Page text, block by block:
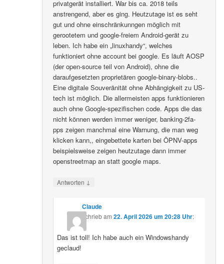
privatgerät installiert. War bis ca. 2018 teils
anstrengend, aber es ging. Heutzutage ist es seht
gut und ohne einschränkunngen möglich mit
gerootetem und google-freiem Android-gerät zu
leben. Ich habe ein „linuxhandy“, welches
funktioniert ohne account bei google. Es läuft AOSP
(der open-source teil von Android), ohne die
daraufgesetzten proprietären google-binary-blobs..
Eine digitale Souveränität ohne Abhängigkeit zu US-
tech ist möglich. Die allermeisten apps funktionieren
auch ohne Google-spezifischen code. Apps die das
nicht können werden immer weniger, banking-2fa-
pps zeigen manchmal eine Warnung, die man weg
klicken kann,, eingebettete karten bei ÖPNV-apps
beispielsweise zeigen heutzutage dann immer
openstreetmap an statt google maps.
Antworten ↓
Claude
schriebam 22. April 2026 um 20:28 Uhr:
Das ist toll! Ich habe auch ein Windowshandy
geclaud!